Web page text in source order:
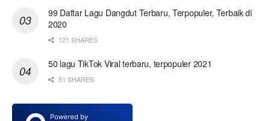
99 Daftar Lagu Dangdut Terbaru, Terpopuler, Terbaik di
2020
121 SHARES
50 lagu TikTok Viral terbaru, terpopuler 2021
51 SHARES